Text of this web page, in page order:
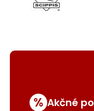
% Akčné